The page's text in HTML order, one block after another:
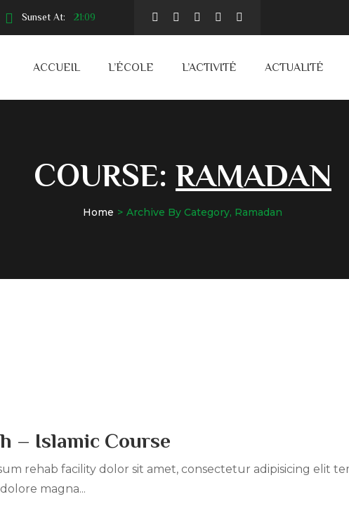
Sunset At: 21:09
ACCUEIL L’ÉCOLE L’ACTIVITÉ ACTUALITÉ
COURSE: RAMADAN
Home Archive By Category, Ramadan
– Islamic Course
rehab facility dolor sit amet, consectetur adipisicing elit
magna...